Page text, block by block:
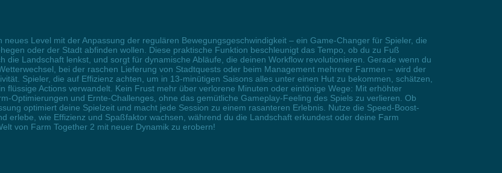
Level mit der Anpassung der regulären Bewegungsgeschwindigkeit – ein Game-Changer für Spieler, die
oder der Stadt abfinden wollen. Diese praktische Funktion beschleunigt das Tempo, ob du zu Fuß
die Landschaft lenkst, und sorgt für dynamische Abläufe, die deinen Workflow revolutionieren. Gerade wenn du
bei der raschen Lieferung von Stadtquests oder beim Management mehrerer Farmen – wird der
Spieler, die auf Effizienz achten, um in 13-minütigen Saisons alles unter einen Hut zu bekommen, schätzen,
flüssige Actions verwandelt. Kein Frust mehr über verlorene Minuten oder eintönige Wege: Mit erhöhter
Optimierungen und Ernte-Challenges, ohne das gemütliche Gameplay-Feeling des Spiels zu verlieren. Ob
optimiert deine Spielzeit und macht jede Session zu einem rasanteren Erlebnis. Nutze die Speed-Boost-
erlebe, wie Effizienz und Spaßfaktor wachsen, während du die Landschaft erkundest oder deine Farm
von Farm Together 2 mit neuer Dynamik zu erobern!